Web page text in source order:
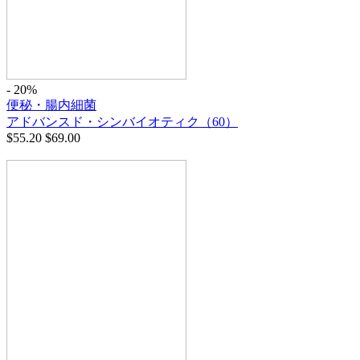
- 20%
便秘・腸内細菌
アドバンスド・シンバイオティク（60）
$55.20 $69.00